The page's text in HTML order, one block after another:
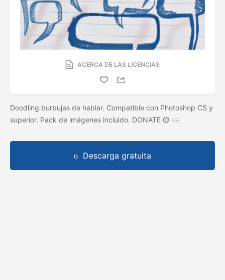
ACERCA DE LAS LICENCIAS
Doodling burbujas de hablar. Compatible con Photoshop CS y
superior. Pack de imágenes incluido. DONATE @
Descarga gratuita